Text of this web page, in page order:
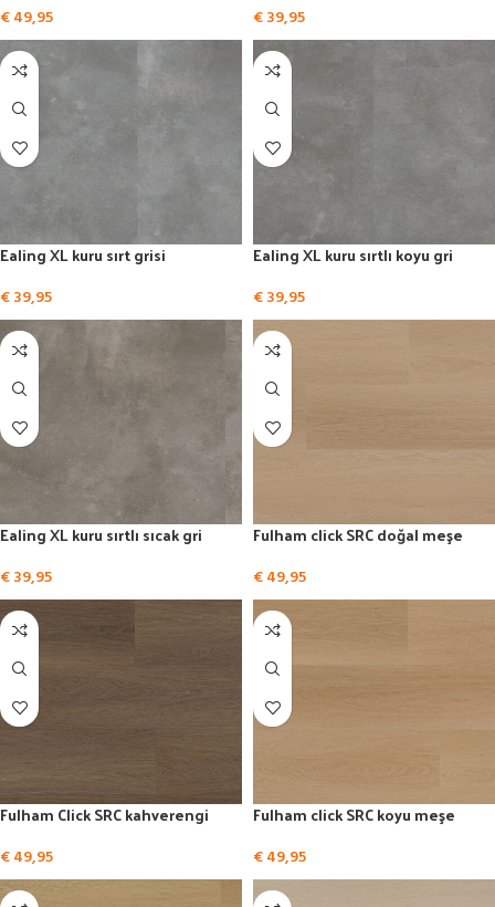
€49,95 €39,95
Ealing XL kuru sırt grisi
€39,95
Ealing XL kuru sırtlı koyu gri
€39,95
Ealing XL kuru sırtlı sıcak gri
€39,95
Fulham click SRC doğal meşe
€49,95
Fulham Click SRC kahverengi
€49,95
Fulham click SRC koyu meşe
€49,95